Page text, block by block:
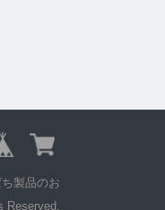
製品のお
Reserved.